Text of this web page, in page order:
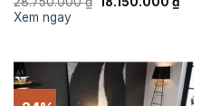
hiện
Xem ngay